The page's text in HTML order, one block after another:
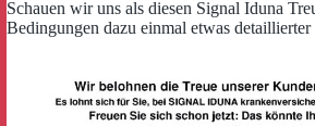
Schauen wir uns als diesen Signal Iduna
Bedingungen dazu einmal etwas detaillierter